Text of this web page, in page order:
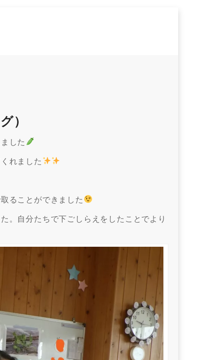
）
した
れました
ることができました
。自分たちで下ごしらえをしたことでより